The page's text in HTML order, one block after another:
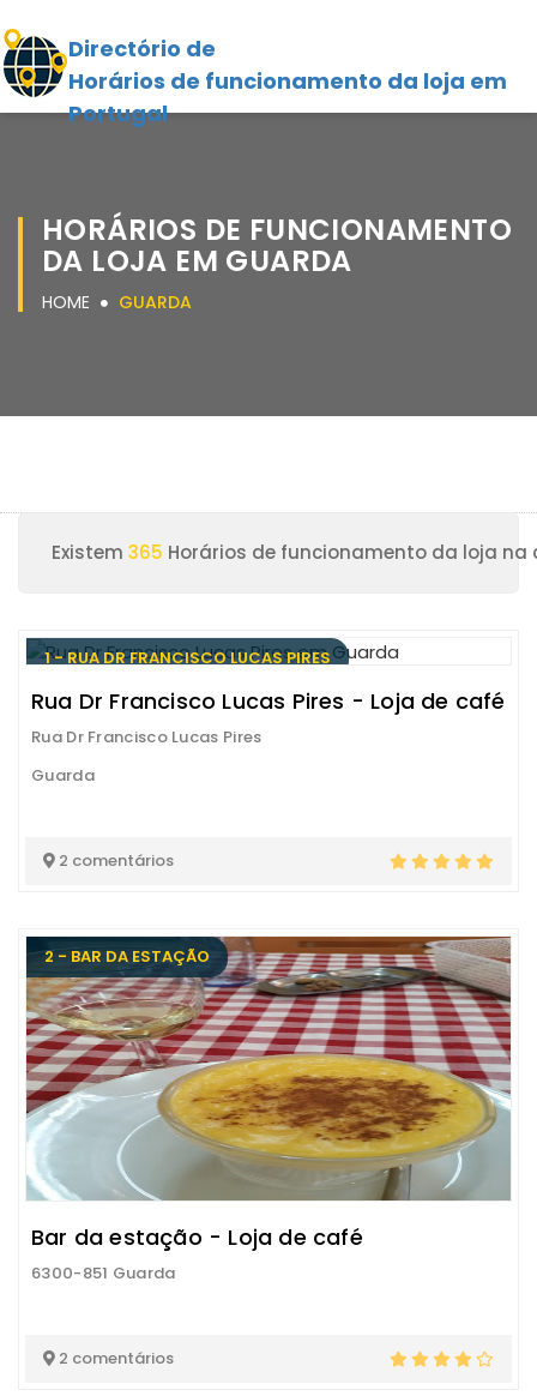
Directório de
Horários de funcionamento da loja em
Portugal
HORÁRIOS DE FUNCIONAMENTO
DA LOJA EM GUARDA
HOME GUARDA
Existem 365 Horários de funcionamento da loja na
1 - RUA DR FRANCISCO LUCAS PIRES
Rua Dr Francisco Lucas Pires - Loja de café
Rua Dr Francisco Lucas Pires
Guarda
2 comentários
2 - BAR DA ESTAÇÃO
Bar da estação - Loja de café
6300-851 Guarda
2 comentários